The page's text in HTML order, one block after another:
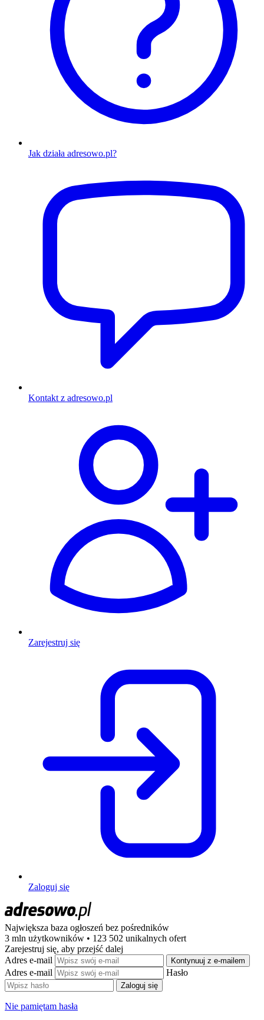
Jak działa adresowo.pl?
Kontakt z adresowo.pl
Zarejestruj się
Zaloguj się
Największa baza ogłoszeń bez pośredników
3 mln użytkowników • 123 502 unikalnych ofert
Zarejestruj się, aby przejść dalej
Adres e-mail
Kontynuuj z e-mailem
Adres e-mail Hasło
Zaloguj się
Nie pamiętam hasła